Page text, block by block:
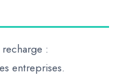
:
entreprises.